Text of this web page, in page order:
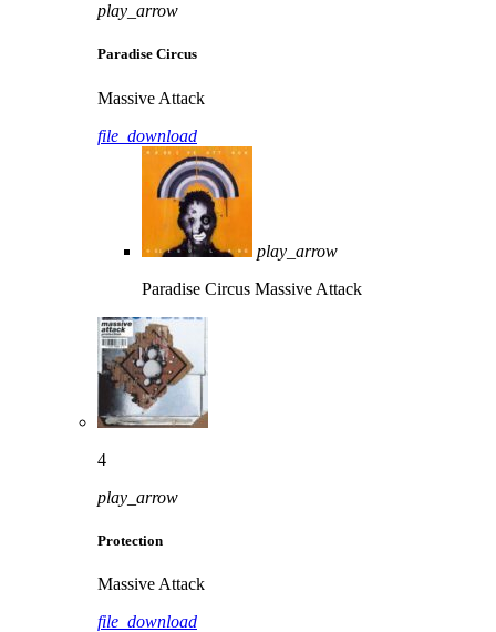
play_arrow
Paradise Circus
Massive Attack
file_download
play_arrow
Paradise Circus Massive Attack
4
play_arrow
Protection
Massive Attack
file_download